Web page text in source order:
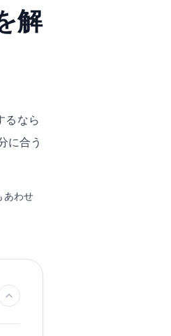
解
るなら
に合う
あわせ